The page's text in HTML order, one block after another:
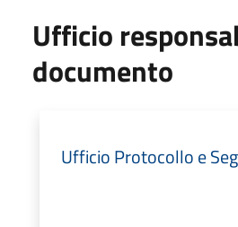
Ufficio
documento
Ufficio Protocollo e